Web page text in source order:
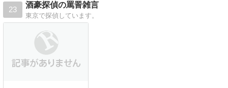
23
酒豪探偵の罵詈雑言
東京で探偵しています。